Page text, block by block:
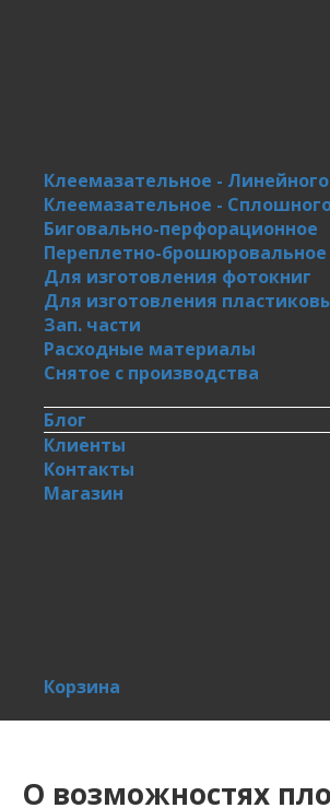
Клеемазательное -
Клеемазательное -
Биговально-перфорационное
Переплетно-брошюровальное
Для изготовления фотокниг
Для изготовления
Зап. части
Расходные материалы
Снятое с производства
Блог
Клиенты
Контакты
Магазин
Корзина
О возможностях